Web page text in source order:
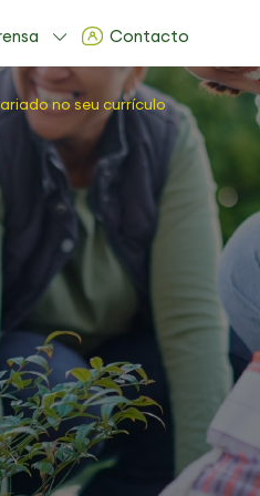
Contacto
no seu currículo